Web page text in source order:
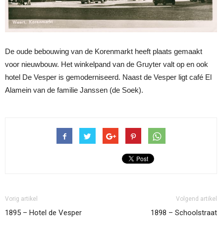
De oude bebouwing van de Korenmarkt heeft plaats gemaakt
voor nieuwbouw. Het winkelpand van de Gruyter valt op en ook
hotel De Vesper is gemoderniseerd. Naast de Vesper ligt café El
Alamein van de familie Janssen (de Soek).
Vorig artikel
1895 – Hotel de Vesper
Volgend artikel
1898 – Schoolstraat